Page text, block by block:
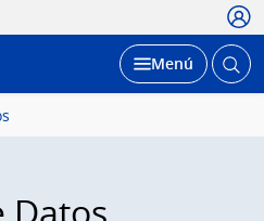
Desplegar
Menú Abrir